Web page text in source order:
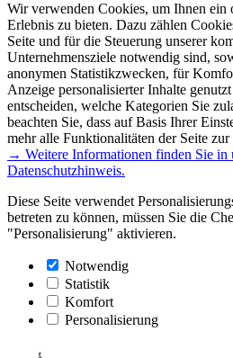
Wir verwenden Cookies, um Ihnen ein
Erlebnis zu bieten. Dazu zählen
Seite und für die Steuerung unserer
Unternehmensziele notwendig sind,
anonymen Statistikzwecken, für
Anzeige personalisierter Inhalte
entscheiden, welche Kategorien Sie
beachten Sie, dass auf Basis Ihrer
mehr alle Funktionalitäten der Seite
→ Weitere Informationen finden Sie in
Datenschutzhinweis.
Diese Seite verwendet
betreten zu können, müssen Sie die
"Personalisierung" aktivieren.
Notwendig
Statistik
Komfort
Personalisierung